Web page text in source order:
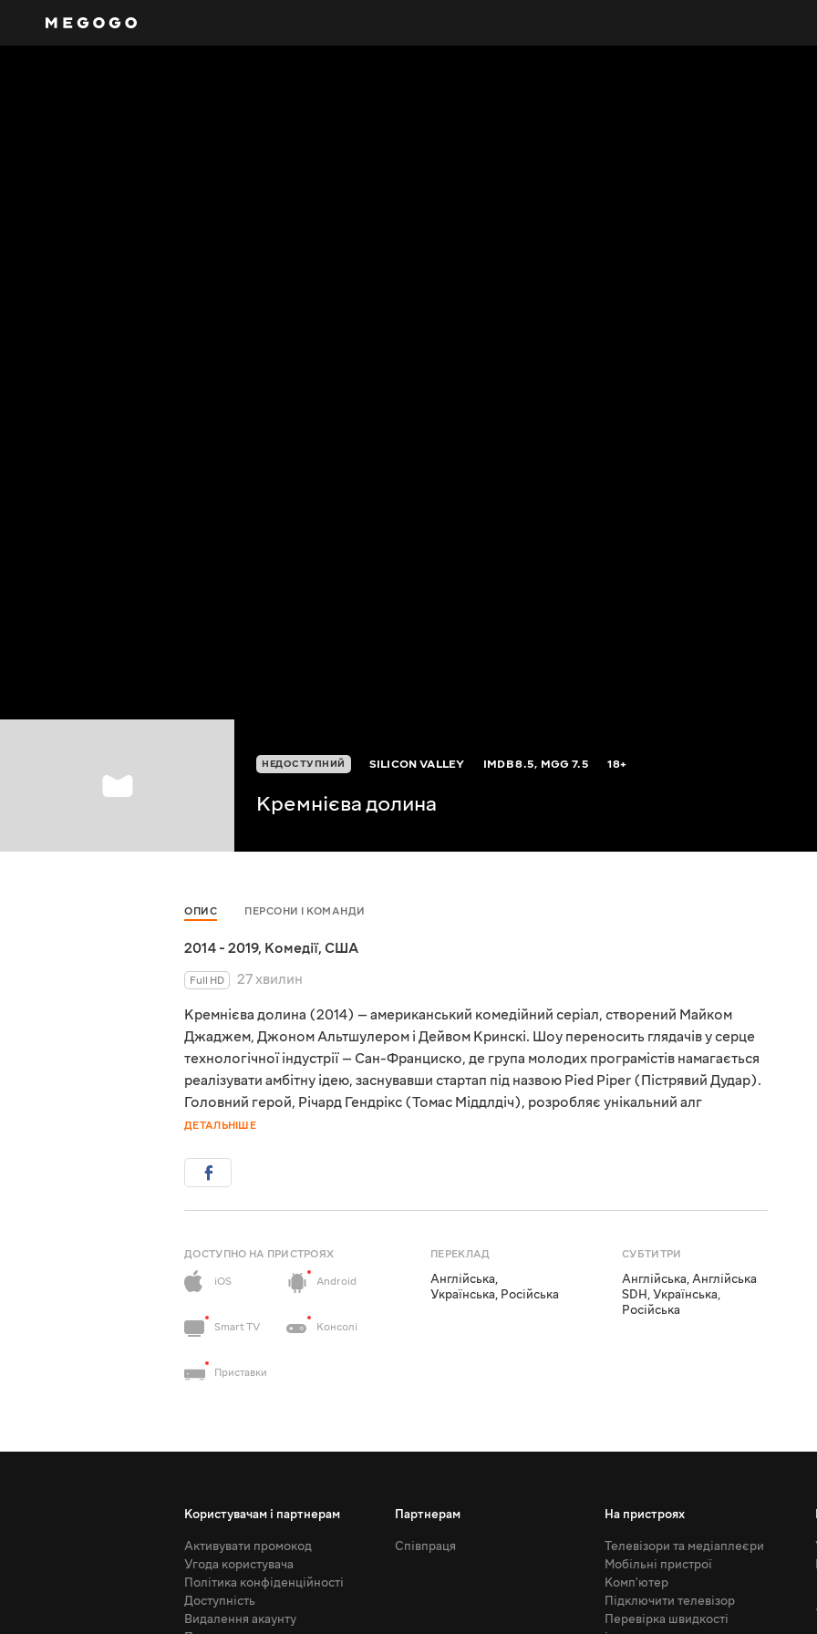
НЕДОСТУПНИЙ SILICON VALLEY IMDB8.5, MGG7.5 18+
Кремнієва долина
ОПИС ПЕРСОНИ І КОМАНДИ
2014 - 2019, Комедії, США
Full HD
27 хвилин
Кремнієва долина (2014) — американський комедійний серіал, створений Майком
Джаджем, Джоном Альтшулером і Дейвом Кринскі. Шоу переносить глядачів у серце
технологічної індустрії — Сан-Франциско, де група молодих програмістів намагається
реалізувати амбітну ідею, заснувавши стартап під назвою Pied Piper (Пістрявий Дудар).
Головний герой, Річард Гендрікс (Томас Міддлдіч), розробляє унікальний алг
ДЕТАЛЬНІШЕ
ДОСТУПНО НА ПРИСТРОЯХ
iOS
Android
Smart TV Консолі
Приставки
ПЕРЕКЛАД
Англійська,
Українська, Російська
СУБТИТРИ
Англійська,Англійська
SDH,Українська,
Російська
Користувачам і партнерам
Активувати промокод
Угода користувача
Політика конфіденційності
Доступність
Видалення акаунту
Партнерам
Співпраця
На пристроях
Телевізори та медіаплеєри
Мобільні пристрої
Комп'ютер
Підключити телевізор
Перевірка швидкості